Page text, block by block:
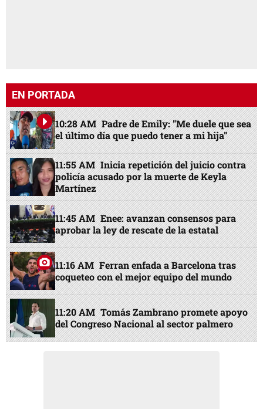
EN PORTADA
10:28 AM Padre de Emily: "Me duele que sea
el último día que puedo tener a mi hija"
11:55 AM Inicia repetición del juicio contra
policía acusado por la muerte de Keyla
Martínez
11:45 AM Enee: avanzan consensos para
aprobar la ley de rescate de la estatal
11:16 AM Ferran enfada a Barcelona tras
coqueteo con el mejor equipo del mundo
11:20 AM Tomás Zambrano promete apoyo
del Congreso Nacional al sector palmero